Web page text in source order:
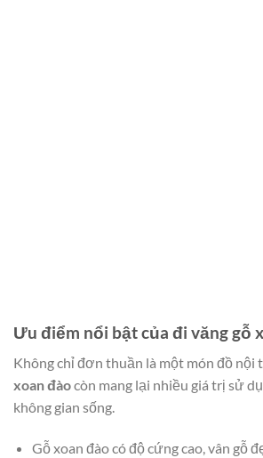
Ưu điểm nổi bật của đi văng gỗ
Không chỉ đơn thuần là một món đồ nội
xoan đàocòn mang lại nhiều giá trị sử
không gian sống.
Gỗ xoan đào có độ cứng cao, vân gỗ